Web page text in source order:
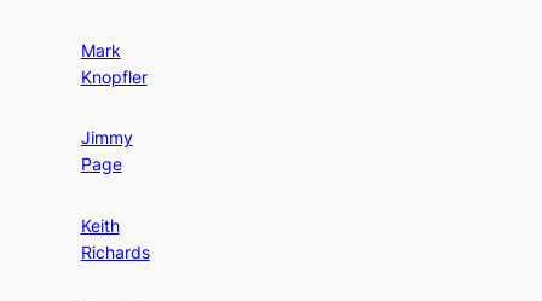
Mark
Knopfler
Jimmy
Page
Keith
Richards